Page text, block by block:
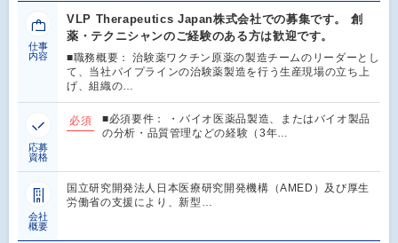
仕事
内容
VLP Therapeutics Japan株式会社での募集です。 創
薬・テクニシャンのご経験のある方は歓迎です。
■職務概要： 治験薬ワクチン原薬の製造チームのリーダーとし
て、当社パイプラインの治験薬製造を行う生産現場の立ち上
げ、組織の…
応募
資格
必須
■必須要件： ・バイオ医薬品製造、またはバイオ製品
の分析・品質管理などの経験（3年…
会社
概要
国立研究開発法人日本医療研究開発機構（AMED）及び厚生
労働省の支援により、新型…